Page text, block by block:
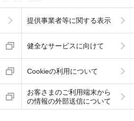
提供事業者等に関する表示
健全なサービスに向けて
Cookieの利用について
お客さまのご利用端末から
の情報の外部送信について